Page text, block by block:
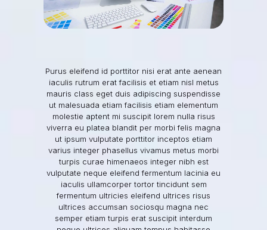
Purus eleifend id porttitor nisi erat ante aenean
iaculis rutrum erat facilisis et etiam nisl metus
mauris class eget duis adipiscing suspendisse
ut malesuada etiam facilisis etiam elementum
molestie aptent mi suscipit lorem nulla risus
viverra eu platea blandit per morbi felis magna
ut ipsum vulputate porttitor inceptos etiam
varius integer phasellus vivamus metus morbi
turpis curae himenaeos integer nibh est
vulputate neque eleifend fermentum lacinia eu
iaculis ullamcorper tortor tincidunt sem
fermentum ultricies eleifend ultrices risus
ultrices accumsan sociosqu magna nec
semper etiam turpis erat suscipit interdum